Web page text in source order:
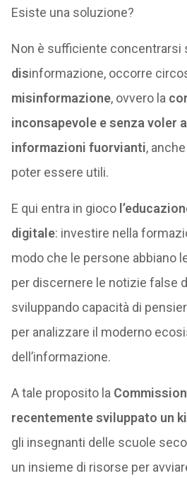
Esiste una soluzione?
Non è sufficiente concentrarsi
disinformazione, occorre
misinformazione, ovvero la
inconsapevole e senza voler
informazioni fuorvianti,
poter essere utili.
E qui entra in gioco
digitale: investire nella
modo che le persone abbiano
per discernere le notizie false
sviluppando capacità di
per analizzare il moderno
dell’informazione.
A tale proposito la
recentemente sviluppato un
gli insegnanti delle scuole
un insieme di risorse per